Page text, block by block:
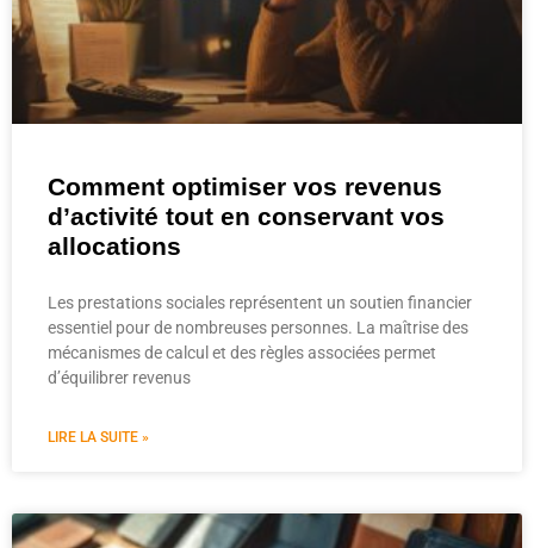
Comment optimiser vos revenus
d’activité tout en conservant vos
allocations
Les prestations sociales représentent un soutien financier
essentiel pour de nombreuses personnes. La maîtrise des
mécanismes de calcul et des règles associées permet
d’équilibrer revenus
LIRE LA SUITE »